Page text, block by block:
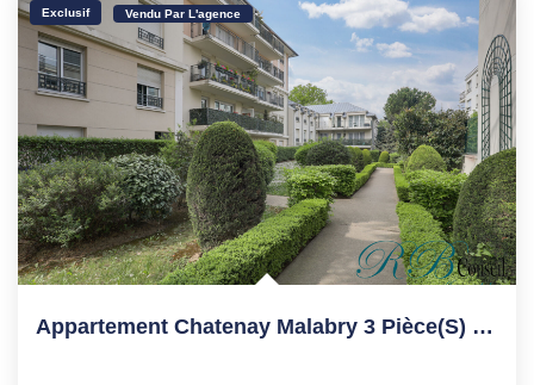
Exclusif Vendu Par L'agence
Appartement Chatenay Malabry 3 Pièce(s) 70.1 M2